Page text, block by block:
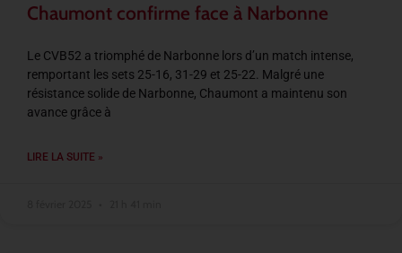
Chaumont confirme face à Narbonne
Le CVB52 a triomphé de Narbonne lors d’un match intense,
remportant les sets 25-16, 31-29 et 25-22. Malgré une
résistance solide de Narbonne, Chaumont a maintenu son
avance grâce à
LIRE LA SUITE »